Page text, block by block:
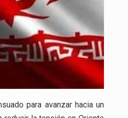
para avanzar hacia un